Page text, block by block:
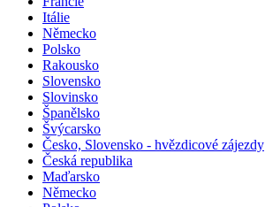
Itálie
Německo
Polsko
Rakousko
Slovensko
Slovinsko
Španělsko
Švýcarsko
Česko, Slovensko - hvězdicové zájezdy
Česká republika
Maďarsko
Německo